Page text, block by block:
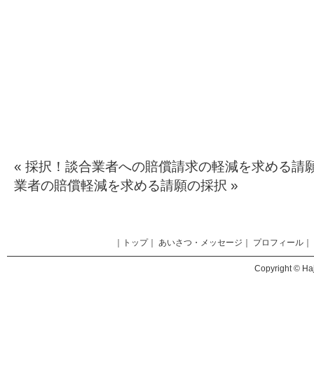
« 採択！談合業者への賠償請求の軽減を求める請
業者の賠償軽減を求める請願の採択 »
トップ｜ あいさつ・メッセージ プロフィール
Copyright ©